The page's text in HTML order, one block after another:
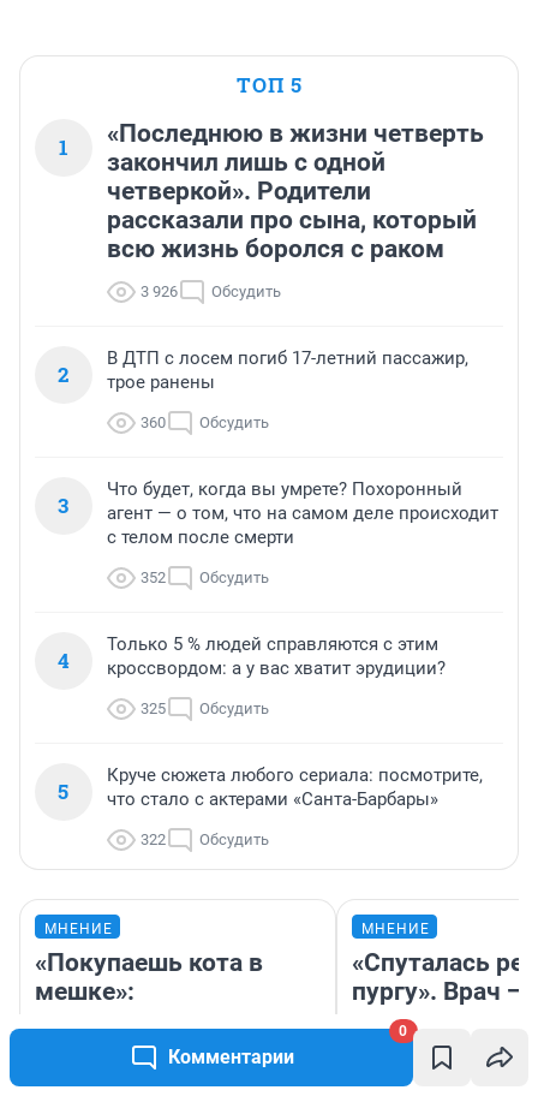
Комментарии
0
ТОП 5
1
«Последнюю в жизни четверть
закончил лишь с одной
четверкой». Родители
рассказали про сына, который
всю жизнь боролся с раком
3 926 Обсудить
2
В ДТП с лосем погиб 17-летний пассажир,
трое ранены
360 Обсудить
3
Что будет, когда вы умрете? Похоронный
агент — о том, что на самом деле происходит
с телом после смерти
352 Обсудить
4
Только 5 % людей справляются с этим
кроссвордом: а у вас хватит эрудиции?
325 Обсудить
5
Круче сюжета любого сериала: посмотрите,
что стало с актерами «Санта-Барбары»
322 Обсудить
МНЕНИЕ
«Покупаешь кота в
мешке»:
рассказала, как на
самом деле устроен
МНЕНИЕ
«Спуталась
пургу». Врач —
смертельном
который
обнаружить